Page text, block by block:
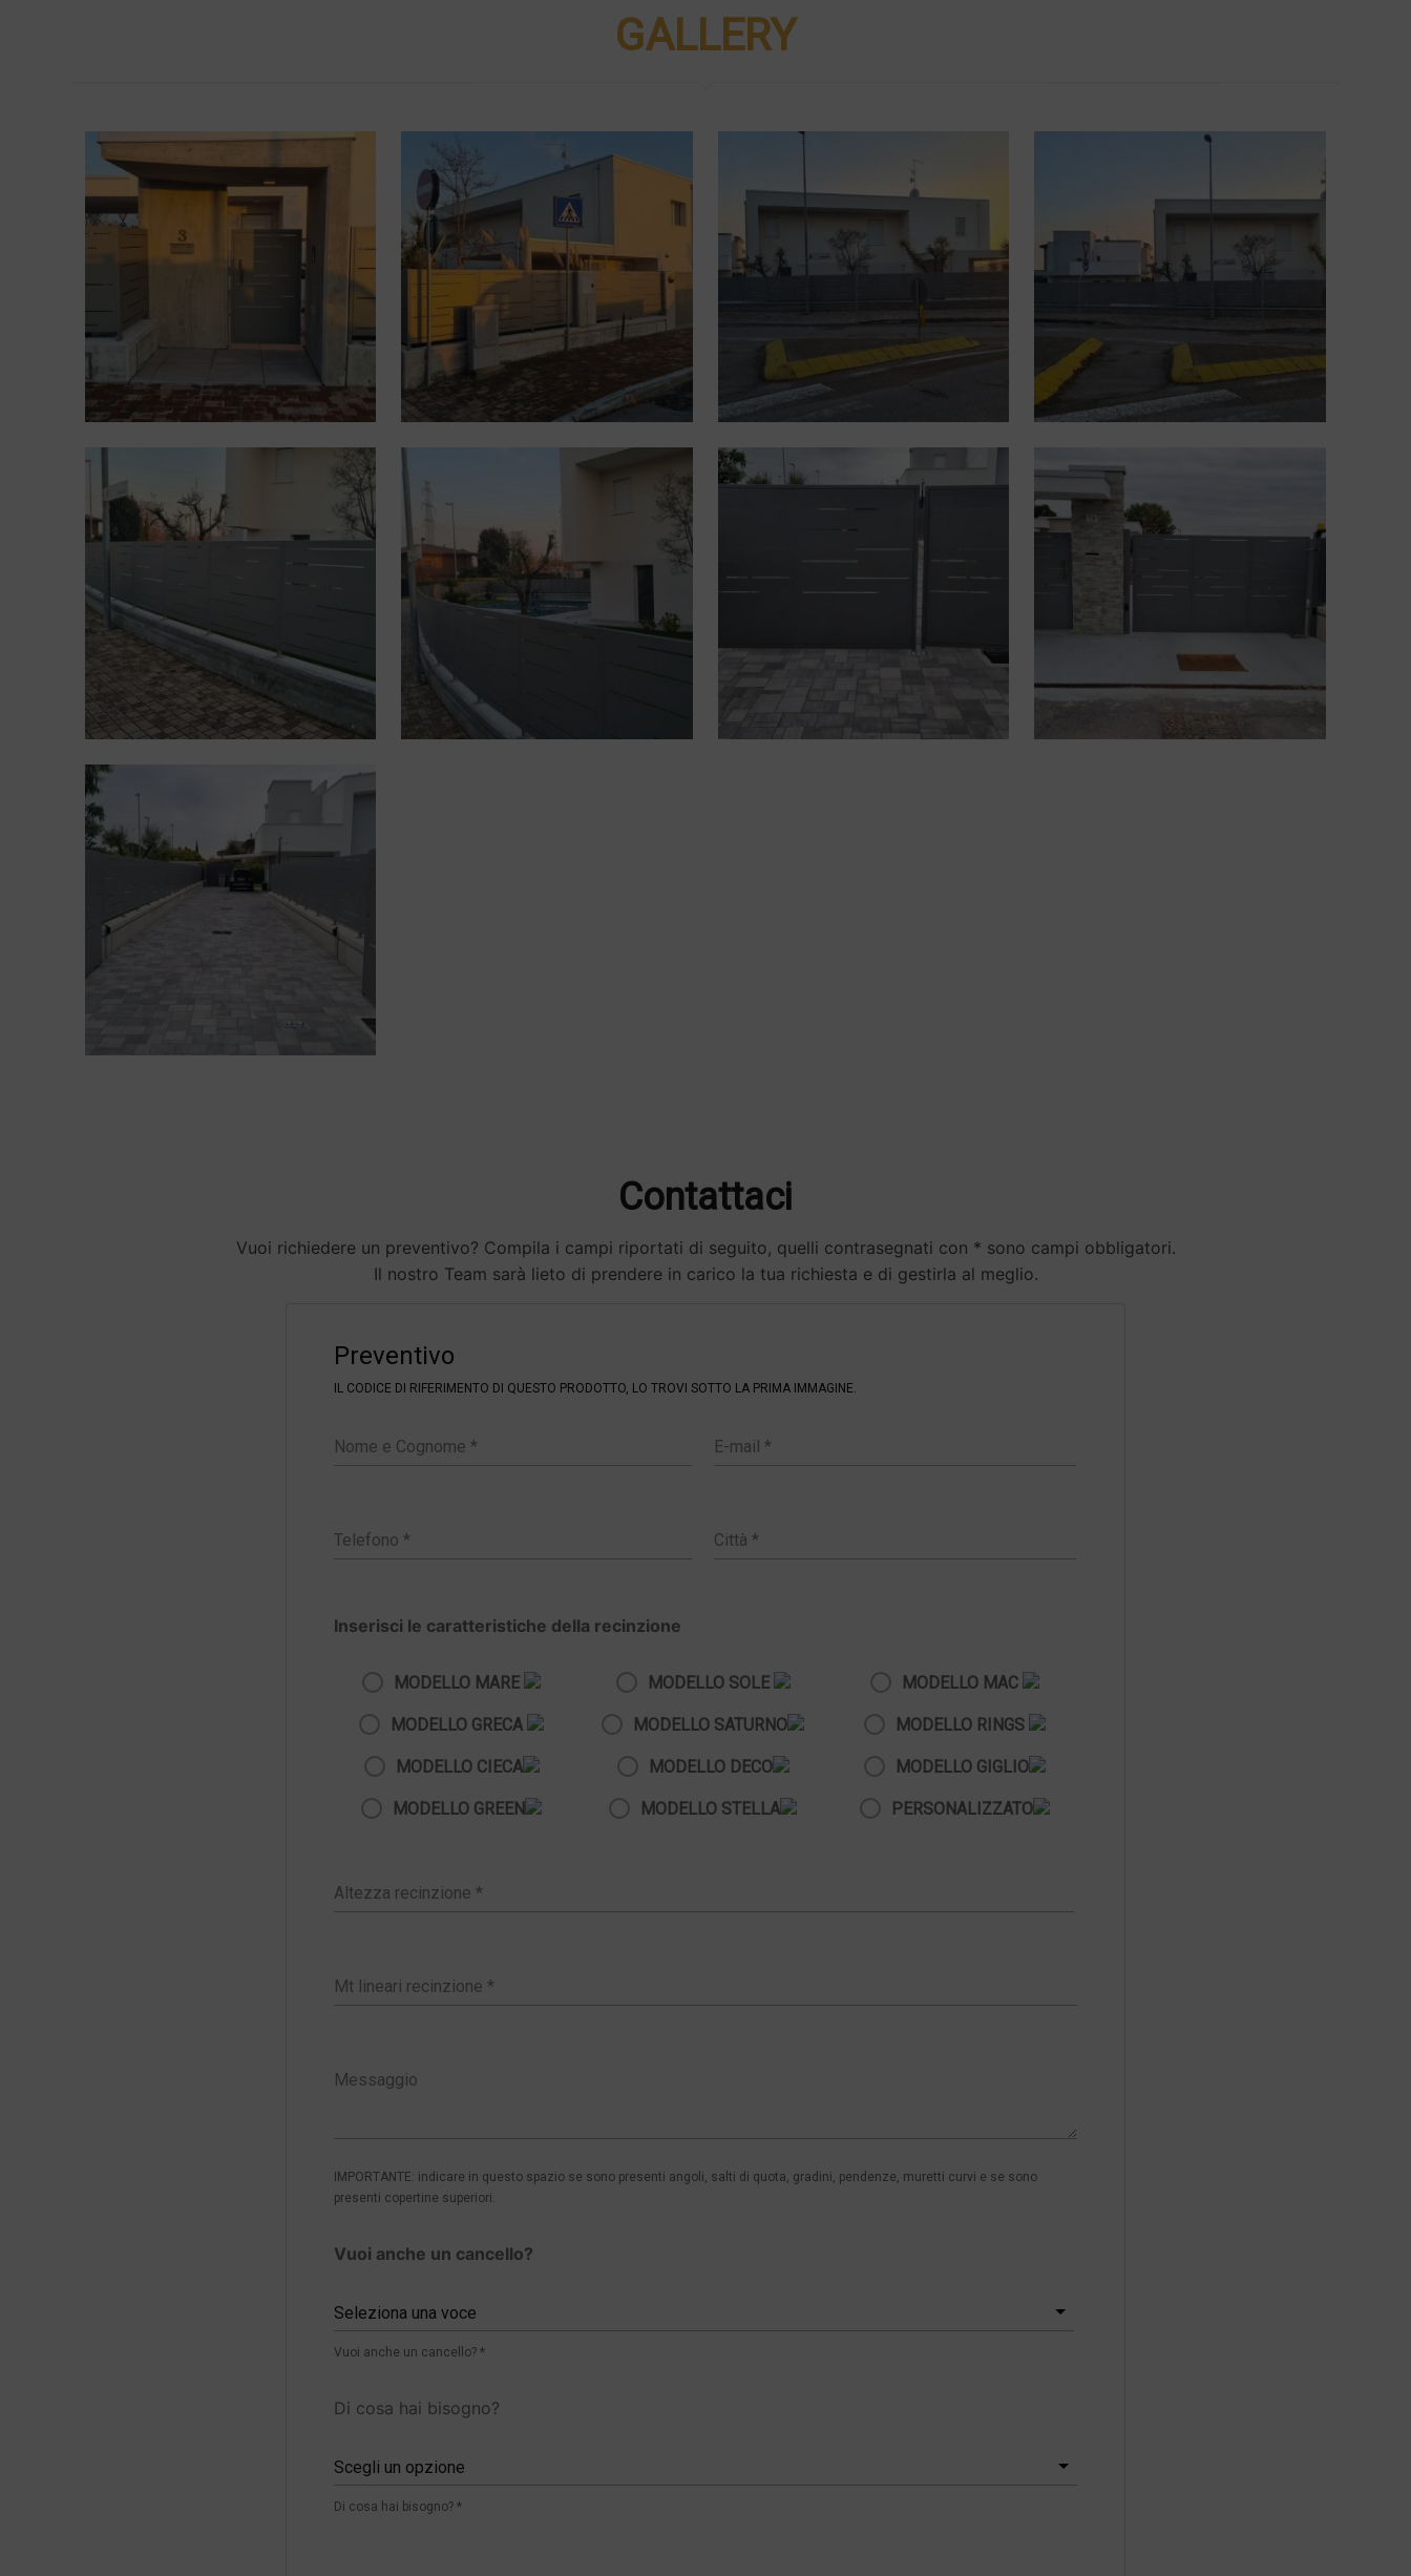
GALLERY
Contattaci
Vuoi richiedere un preventivo? Compila i campi riportati di seguito, quelli contrasegnati con * sono campi obbligatori.
Il nostro Team sarà lieto di prendere in carico la tua richiesta e di gestirla al meglio.
Preventivo
IL CODICE DI RIFERIMENTO DI QUESTO PRODOTTO, LO TROVI SOTTO LA PRIMA IMMAGINE.
Inserisci le caratteristiche della recinzione
MODELLO MARE MODELLO SOLE MODELLO MAC
MODELLO GRECA MODELLO SATURNO MODELLO RINGS
MODELLO CIECA MODELLO DECO MODELLO GIGLIO
MODELLO GREEN MODELLO STELLA PERSONALIZZATO
IMPORTANTE: indicare in questo spazio se sono presenti angoli, salti di quota, gradini, pendenze, muretti curvi e se sono
presenti copertine superiori.
Vuoi anche un cancello?
Seleziona una voce
Vuoi anche un cancello? *
Di cosa hai bisogno?
Scegli un opzione
Di cosa hai bisogno? *